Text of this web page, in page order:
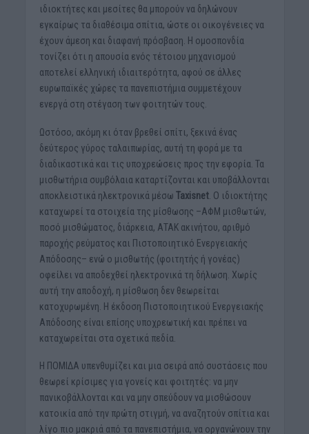
ιδιοκτήτες και μεσίτες θα μπορούν να δηλώνουν
εγκαίρως τα διαθέσιμα σπίτια, ώστε οι οικογένειες να
έχουν άμεση και διαφανή πρόσβαση. Η ομοσπονδία
τονίζει ότι η απουσία ενός τέτοιου μηχανισμού
αποτελεί ελληνική ιδιαιτερότητα, αφού σε άλλες
ευρωπαϊκές χώρες τα πανεπιστήμια συμμετέχουν
ενεργά στη στέγαση των φοιτητών τους.
Ωστόσο, ακόμη κι όταν βρεθεί σπίτι, ξεκινά ένας
δεύτερος γύρος ταλαιπωρίας, αυτή τη φορά με τα
διαδικαστικά και τις υποχρεώσεις προς την εφορία. Τα
μισθωτήρια συμβόλαια καταρτίζονται και υποβάλλονται
αποκλειστικά ηλεκτρονικά μέσω Taxisnet. Ο ιδιοκτήτης
καταχωρεί τα στοιχεία της μίσθωσης –ΑΦΜ μισθωτών,
ποσό μισθώματος, διάρκεια, ΑΤΑΚ ακινήτου, αριθμό
παροχής ρεύματος και Πιστοποιητικό Ενεργειακής
Απόδοσης– ενώ ο μισθωτής (φοιτητής ή γονέας)
οφείλει να αποδεχθεί ηλεκτρονικά τη δήλωση. Χωρίς
αυτή την αποδοχή, η μίσθωση δεν θεωρείται
κατοχυρωμένη. Η έκδοση Πιστοποιητικού Ενεργειακής
Απόδοσης είναι επίσης υποχρεωτική και πρέπει να
καταχωρείται στα σχετικά πεδία.
Η ΠΟΜΙΔΑ υπενθυμίζει και μια σειρά από συστάσεις που
θεωρεί κρίσιμες για γονείς και φοιτητές: να μην
πανικοβάλλονται και να μην σπεύδουν να μισθώσουν
κατοικία από την πρώτη στιγμή, να αναζητούν σπίτια και
λίγο πιο μακριά από τα πανεπιστήμια, να οργανώνουν την